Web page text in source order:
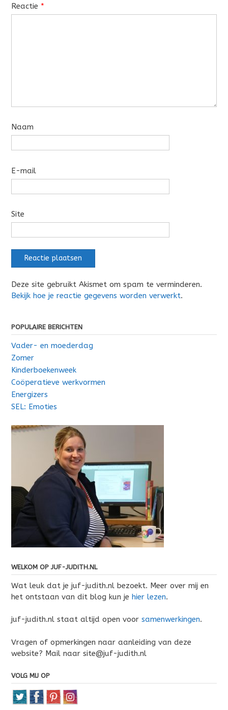
Reactie *
Naam
E-mail
Site
Deze site gebruikt Akismet om spam te verminderen.
Bekijk hoe je reactie gegevens worden verwerkt.
POPULAIRE BERICHTEN
Vader- en moederdag
Zomer
Kinderboekenweek
Coöperatieve werkvormen
Energizers
SEL: Emoties
WELKOM OP JUF-JUDITH.NL
Wat leuk dat je juf-judith.nl bezoekt. Meer over mij en
het ontstaan van dit blog kun je hier lezen.
juf-judith.nl staat altijd open voor samenwerkingen.
Vragen of opmerkingen naar aanleiding van deze
website? Mail naar site@juf-judith.nl
VOLG MIJ OP